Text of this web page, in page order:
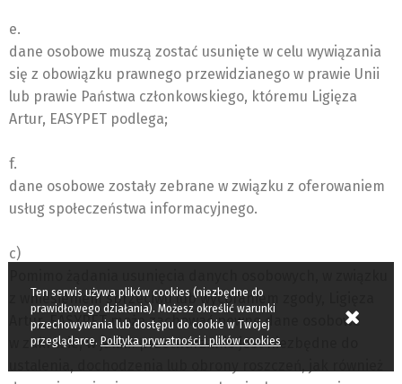
e.
dane osobowe muszą zostać usunięte w celu wywiązania
się z obowiązku prawnego przewidzianego w prawie Unii
lub prawie Państwa członkowskiego, któremu Ligięza
Artur, EASYPET podlega;
f.
dane osobowe zostały zebrane w związku z oferowaniem
usług społeczeństwa informacyjnego.
c)
z wniesieniem sprzeciwu lub wycofaniem zgody, Ligięza
Artur, EASYPET może zachować pewne dane osobowe
w zakresie, w jakim przetwarzanie jest niezbędne do
Ten serwis używa plików cookies (niezbędne do
prawidłowego działania). Możesz określić warunki
przechowywania lub dostępu do cookie w Twojej
przeglądarce. Polityka prywatności i plików cookies